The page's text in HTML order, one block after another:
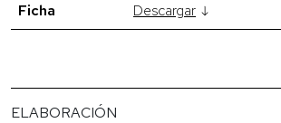
Ficha Descargar
ELABORACIÓN